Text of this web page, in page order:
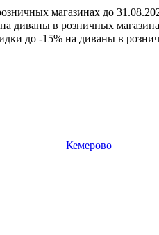
магазинах до
диваны в розничных
до -15% на диваны в
Кемерово